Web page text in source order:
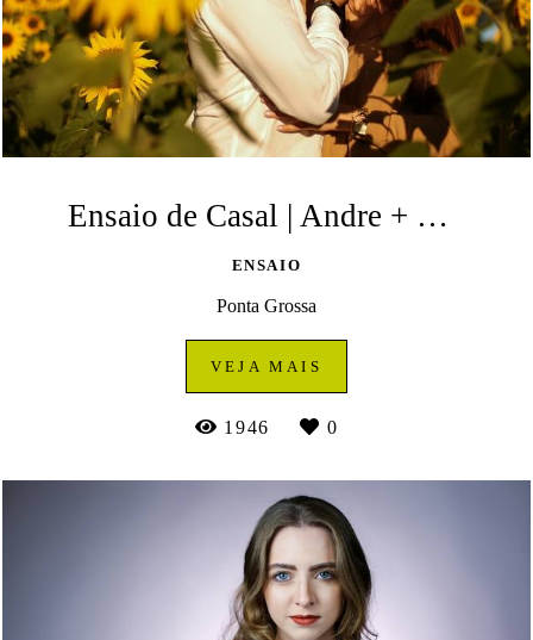
Ensaio de Casal | Andre + Leticia | Estrada Palmeira
ENSAIO
Ponta Grossa
VEJA MAIS
1946 0